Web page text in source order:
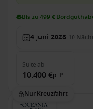
Bis zu 499 €
4 Juni 2028 10
Suite ab
10.400 €p. P.
Nur Kreuzfahrt